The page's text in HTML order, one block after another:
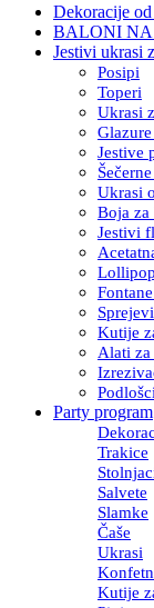
Dekoracije od
BALONI NA
Jestivi ukrasi
Posipi
Toperi
Ukrasi
Jestive
Ukrasi
Boja za
Jestivi
Kutije
Alati za
Party program
Trakice
Salvete
Slamke
Čaše
Ukrasi
Kutije